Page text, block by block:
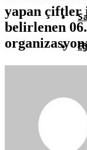
yapan çiftler
belirlenen